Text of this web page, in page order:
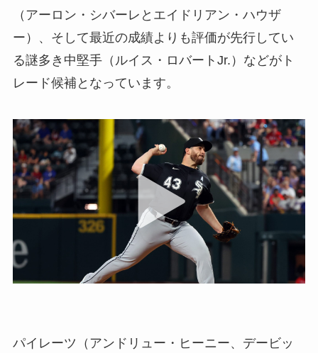
（アーロン・シバーレとエイドリアン・ハウザ
ー）、そして最近の成績よりも評価が先行してい
る謎多き中堅手（ルイス・ロバートJr.）などがト
レード候補となっています。
パイレーツ（アンドリュー・ヒーニー、デービッ